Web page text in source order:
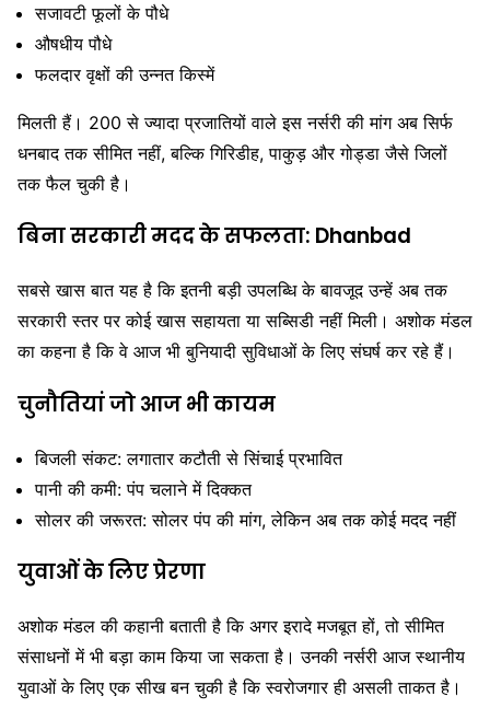
सजावटी फूलों के पौधे
औषधीय पौधे
फलदार वृक्षों की उन्नत किस्में
मिलती हैं। 200 से ज्यादा प्रजातियों वाले इस नर्सरी की मांग अब सिर्फ
धनबाद तक सीमित नहीं, बल्कि गिरिडीह, पाकुड़ और गोड्डा जैसे जिलों
तक फैल चुकी है।
बिना सरकारी मदद के सफलता: Dhanbad
सबसे खास बात यह है कि इतनी बड़ी उपलब्धि के बावजूद उन्हें अब तक
सरकारी स्तर पर कोई खास सहायता या सब्सिडी नहीं मिली। अशोक मंडल
का कहना है कि वे आज भी बुनियादी सुविधाओं के लिए संघर्ष कर रहे हैं।
चुनौतियां जो आज भी कायम
बिजली संकट: लगातार कटौती से सिंचाई प्रभावित
पानी की कमी: पंप चलाने में दिक्कत
सोलर की जरूरत: सोलर पंप की मांग, लेकिन अब तक कोई मदद नहीं
युवाओं के लिए प्रेरणा
अशोक मंडल की कहानी बताती है कि अगर इरादे मजबूत हों, तो सीमित
संसाधनों में भी बड़ा काम किया जा सकता है। उनकी नर्सरी आज स्थानीय
युवाओं के लिए एक सीख बन चुकी है कि स्वरोजगार ही असली ताकत है।